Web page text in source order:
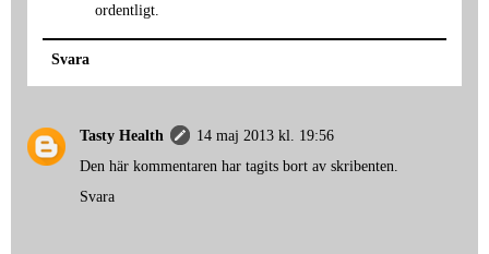
ordentligt.
Svara
Tasty Health
14 maj 2013 kl. 19:56
Den här kommentaren har tagits bort av skribenten.
Svara